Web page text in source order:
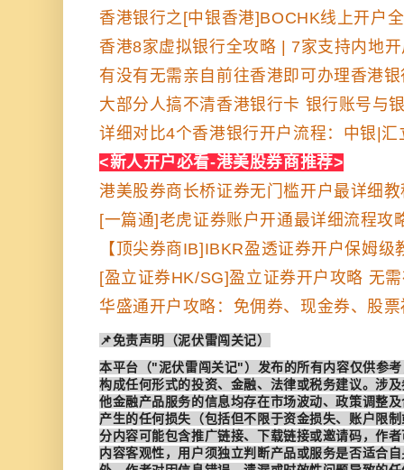
香港银行之[中银香港]BOCHK线上开户
香港8家虚拟银行全攻略 | 7家支持内地
有没有无需亲自前往香港即可办理香港
大部分人搞不清香港银行卡 银行账号与
详细对比4个香港银行开户流程：中银|
<新人开户必看-港美股券商推荐>
港美股券商长桥证券无门槛开户最详细教
[一篇通]老虎证券账户开通最详细流程攻
【顶尖券商IB]IBKR盈透证券开户保姆级
[盈立证券HK/SG]盈立证券开户攻略 无
华盛通开户攻略：免佣券、现金券、股
📌免责声明（泥伏雷闯关记）
本平台（"泥伏雷闯关记"）发布的所有内容仅供参
构成任何形式的投资、金融、法律或税务建议。涉
他金融产品服务的信息均存在市场波动、政策调整
产生的任何损失（包括但不限于资金损失、账户限
分内容可能包含推广链接、下载链接或邀请码，作
内容客观性，用户须独立判断产品或服务是否适合